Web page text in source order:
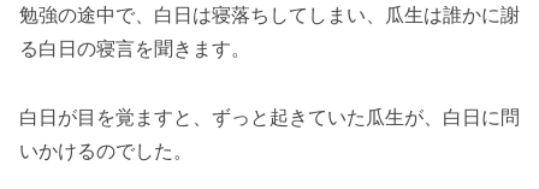
勉強の途中で、白日は寝落ちしてしまい、瓜生は誰かに謝
る白日の寝言を聞きます。
白日が目を覚ますと、ずっと起きていた瓜生が、白日に問
いかけるのでした。